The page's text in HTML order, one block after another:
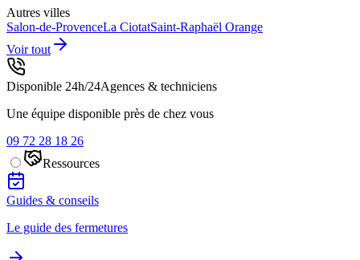
Autres villes
Salon-de-ProvenceLa CiotatSaint-Raphaël Orange
Voir tout
Disponible 24h/24Agences & techniciens
Une équipe disponible près de chez vous
09 72 28 18 26
Ressources
Guides & conseils
Le guide des fermetures